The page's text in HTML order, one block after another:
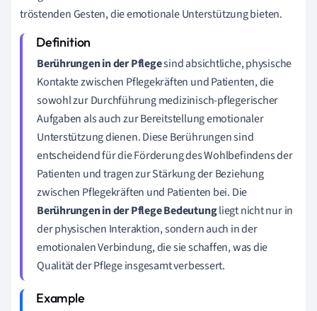
tröstenden Gesten, die emotionale Unterstützung bieten.
Berührungen in der Pflegesind absichtliche, physische
Kontakte zwischen Pflegekräften und Patienten, die
sowohl zur Durchführung medizinisch-pflegerischer
Aufgaben als auch zur Bereitstellung emotionaler
Unterstützung dienen. Diese Berührungen sind
entscheidend für die Förderung des Wohlbefindens der
Patienten und tragen zur Stärkung der Beziehung
zwischen Pflegekräften und Patienten bei. Die
Berührungen in der Pflege Bedeutungliegt nicht nur in
der physischen Interaktion, sondern auch in der
emotionalen Verbindung, die sie schaffen, was die
Qualität der Pflege insgesamt verbessert.